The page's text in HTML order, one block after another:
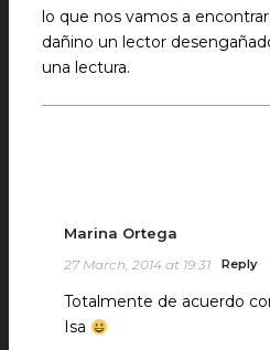
lo que nos vamos a
dañino un lector
una lectura.
Marina Ortega
27 March, 2014 at 19:31 Reply
Totalmente de acuerdo
Isa